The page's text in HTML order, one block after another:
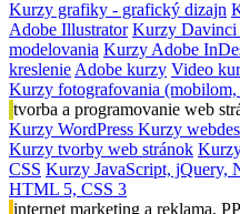
Kurzy grafiky - grafický dizajn
Adobe Illustrator Kurzy Davinci
modelovania Kurzy Adobe
kreslenie Adobe kurzy Video
Kurzy fotografovania
tvorba a programovanie web
Kurzy WordPress Kurzy
Kurzy tvorby web stránok
CSS Kurzy JavaScript, jQuery,
HTML 5, CSS 3
internet marketing a reklama,